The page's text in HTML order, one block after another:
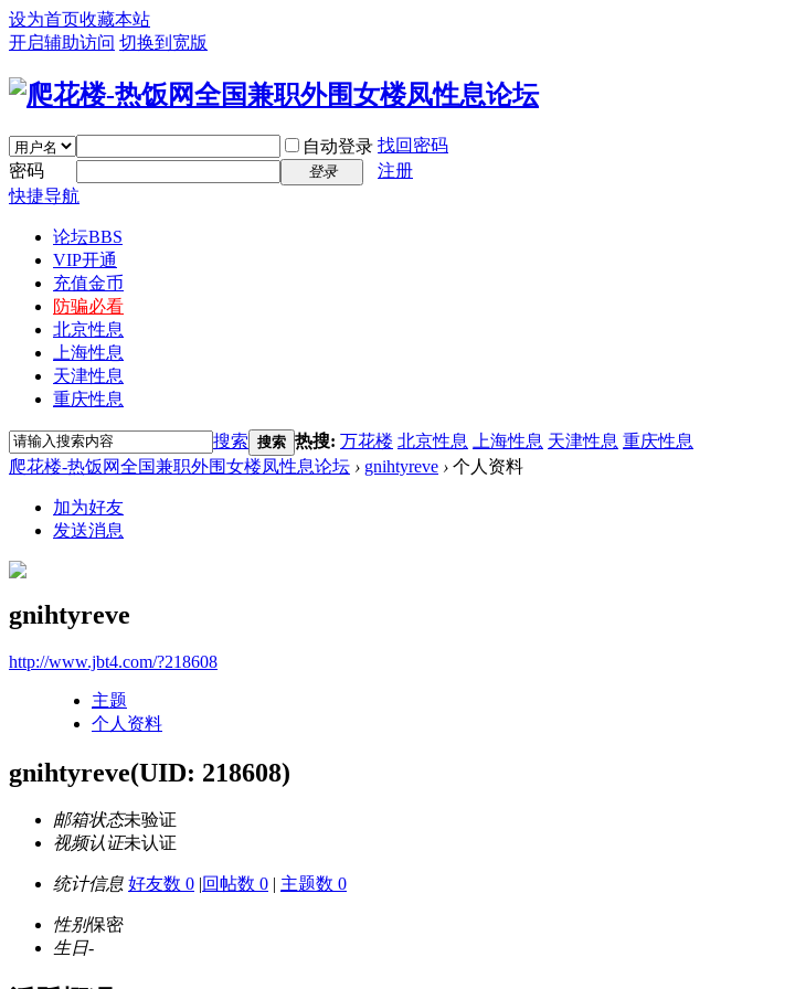
设为首页收藏本站
开启辅助访问 切换到宽版
自动登录 找回密码
密码
登录
注册
快捷导航
论坛BBS
VIP开通
充值金币
防骗必看
北京性息
上海性息
天津性息
重庆性息
搜索 搜索 热搜: 万花楼 北京性息 上海性息 天津性息 重庆性息
爬花楼-热饭网全国兼职外围女楼凤性息论坛 › gnihtyreve › 个人资料
加为好友
发送消息
gnihtyreve
http://www.jbt4.com/?218608
主题
个人资料
gnihtyreve(UID: 218608)
邮箱状态未验证
视频认证未认证
统计信息 好友数 0 |回帖数 0 | 主题数 0
性别保密
生日-